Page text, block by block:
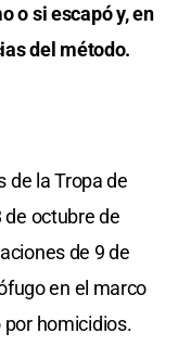
o si escapó y, en
del método.
de la Tropa de
de octubre de
de 9 de
en el marco
por homicidios.